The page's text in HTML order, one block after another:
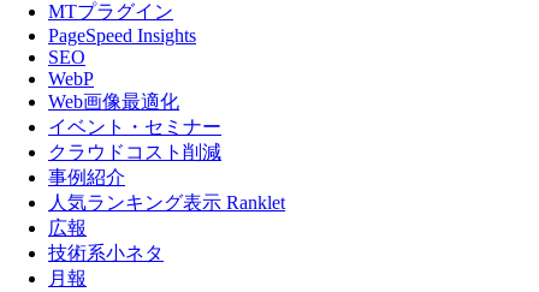
MTプラグイン
PageSpeed Insights
SEO
WebP
Web画像最適化
イベント・セミナー
クラウドコスト削減
事例紹介
人気ランキング表示 Ranklet
広報
技術系小ネタ
月報